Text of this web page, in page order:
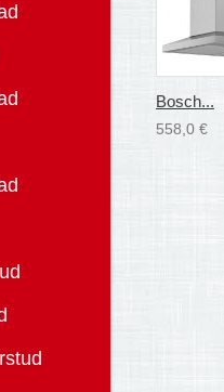
Bosch...
558,0 €